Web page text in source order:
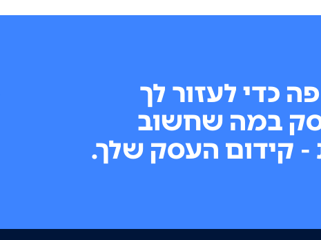
כדי לעזור לך
במה שחשוב
קידום העסק שלך.